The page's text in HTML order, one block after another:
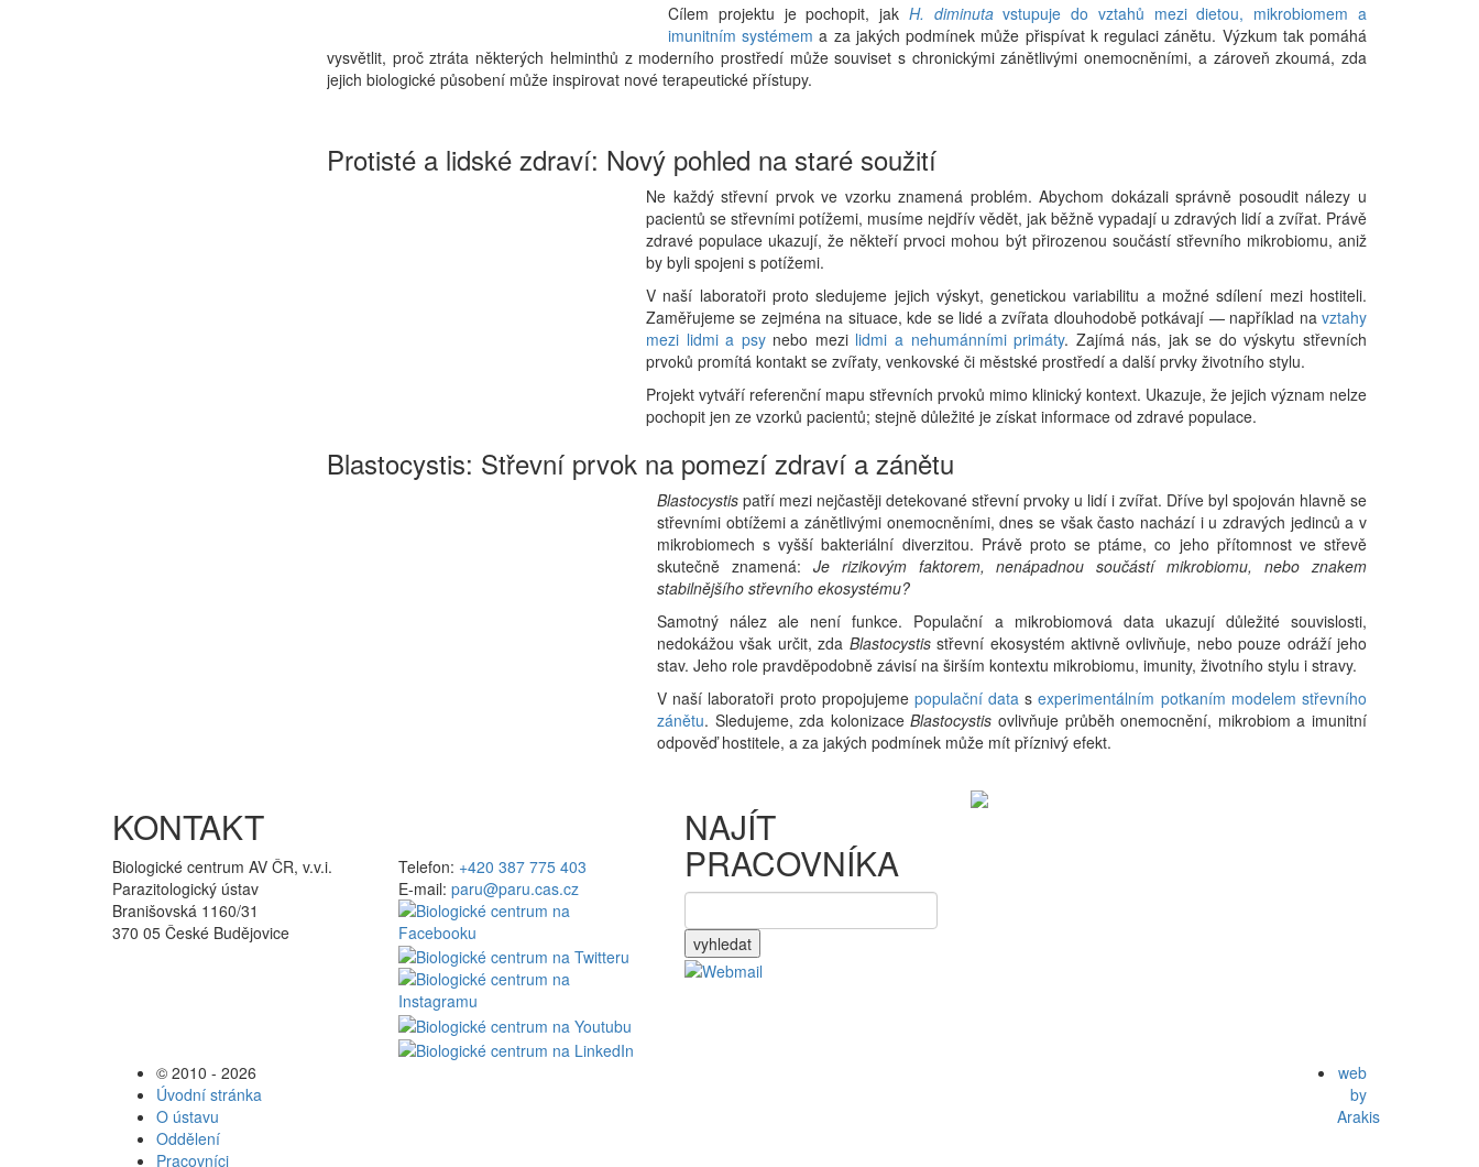
Cílem projektu je pochopit, jak H. diminutavstupuje do vztahů mezi dietou, mikrobiomem a
imunitním systémem a za jakých podmínek může přispívat k regulaci zánětu. Výzkum tak pomáhá
vysvětlit, proč ztráta některých helminthů z moderního prostředí může souviset s chronickými zánětlivými onemocněními, a zároveň zkoumá, zda
jejich biologické působení může inspirovat nové terapeutické přístupy.
Protisté a lidské zdraví: Nový pohled na staré soužití
Ne každý střevní prvok ve vzorku znamená problém. Abychom dokázali správně posoudit nálezy u
pacientů se střevními potížemi, musíme nejdřív vědět, jak běžně vypadají u zdravých lidí a zvířat. Právě
zdravé populace ukazují, že někteří prvoci mohou být přirozenou součástí střevního mikrobiomu, aniž
by byli spojeni s potížemi.
V naší laboratoři proto sledujeme jejich výskyt, genetickou variabilitu a možné sdílení mezi hostiteli.
Zaměřujeme se zejména na situace, kde se lidé a zvířata dlouhodobě potkávají — například na vztahy
mezi lidmi a psy nebo mezi lidmi a nehumánními primáty. Zajímá nás, jak se do výskytu střevních
prvoků promítá kontakt se zvířaty, venkovské či městské prostředí a další prvky životního stylu.
Projekt vytváří referenční mapu střevních prvoků mimo klinický kontext. Ukazuje, že jejich význam nelze
pochopit jen ze vzorků pacientů; stejně důležité je získat informace od zdravé populace.
Blastocystis: Střevní prvok na pomezí zdraví a zánětu
Blastocystis patří mezi nejčastěji detekované střevní prvoky u lidí i zvířat. Dříve byl spojován hlavně se
střevními obtížemi a zánětlivými onemocněními, dnes se však často nachází i u zdravých jedinců a v
mikrobiomech s vyšší bakteriální diverzitou. Právě proto se ptáme, co jeho přítomnost ve střevě
skutečně znamená: Je rizikovým faktorem, nenápadnou součástí mikrobiomu, nebo znakem
stabilnějšího střevního ekosystému?
Samotný nález ale není funkce. Populační a mikrobiomová data ukazují důležité souvislosti,
nedokážou však určit, zda Blastocystisstřevní ekosystém aktivně ovlivňuje, nebo pouze odráží jeho
stav. Jeho role pravděpodobně závisí na širším kontextu mikrobiomu, imunity, životního stylu i stravy.
V naší laboratoři proto propojujeme populační data sexperimentálním potkaním modelem střevního
zánětu. Sledujeme, zda kolonizaceBlastocystis ovlivňuje průběh onemocnění, mikrobiom a imunitní
odpověď hostitele, a za jakých podmínek může mít příznivý efekt.
KONTAKT
Biologické centrum AV ČR, v.v.i.
Parazitologický ústav
Branišovská 1160/31
370 05 České Budějovice
Telefon: +420 387 775 403
E-mail: paru@paru.cas.cz
NAJÍT
PRACOVNÍKA
vyhledat
© 2010 - 2026
Úvodní stránka
O ústavu
Oddělení
Pracovníci
web
by
Arakis